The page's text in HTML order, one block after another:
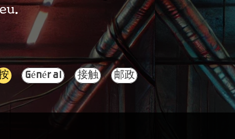
Général 接触 邮政